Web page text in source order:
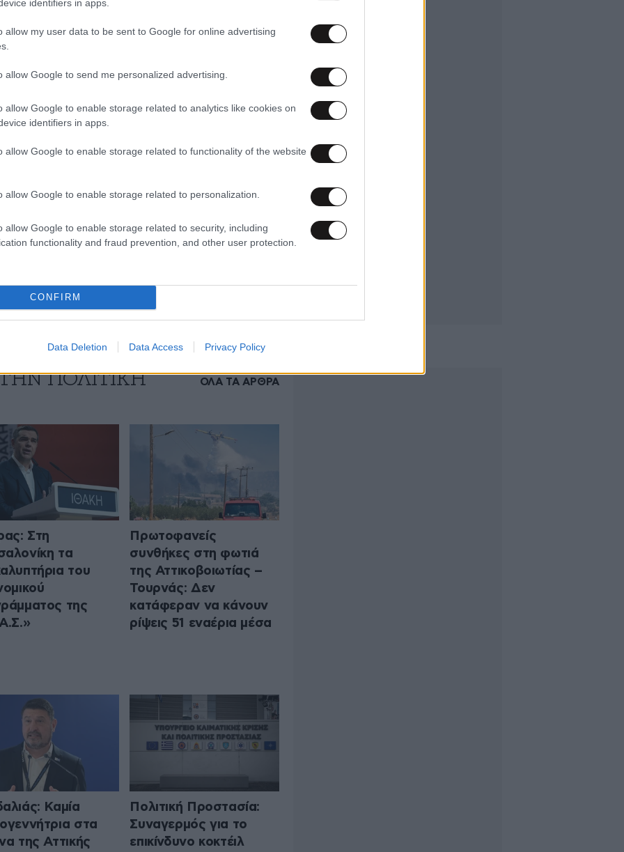
identifiers in apps.
allow my user data to be sent to Google for online advertising
allow Google to send me personalized advertising.
allow Google to enable storage related to analytics like cookies on
identifiers in apps.
allow Google to enable storage related to functionality of the website
allow Google to enable storage related to personalization.
allow Google to enable storage related to security, including
functionality and fraud prevention, and other user protection.
CONFIRM
Data Deletion Data Access Privacy Policy
ΠΟΛΙΤΙΚΗ ΟΛΑ ΤΑ ΑΡΘΡΑ
Στη
τα
του
της
Πρωτοφανείς
συνθήκες στη φωτιά
της Αττικοβοιωτίας –
Τουρνάς: Δεν
κατάφεραν να κάνουν
ρίψεις 51 εναέρια μέσα
Καμία
στα
της Αττικής
Πολιτική Προστασία:
Συναγερμός για το
επικίνδυνο κοκτέιλ